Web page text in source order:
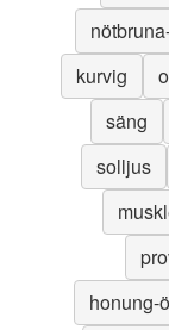
kurvig
säng
solljus
honung-